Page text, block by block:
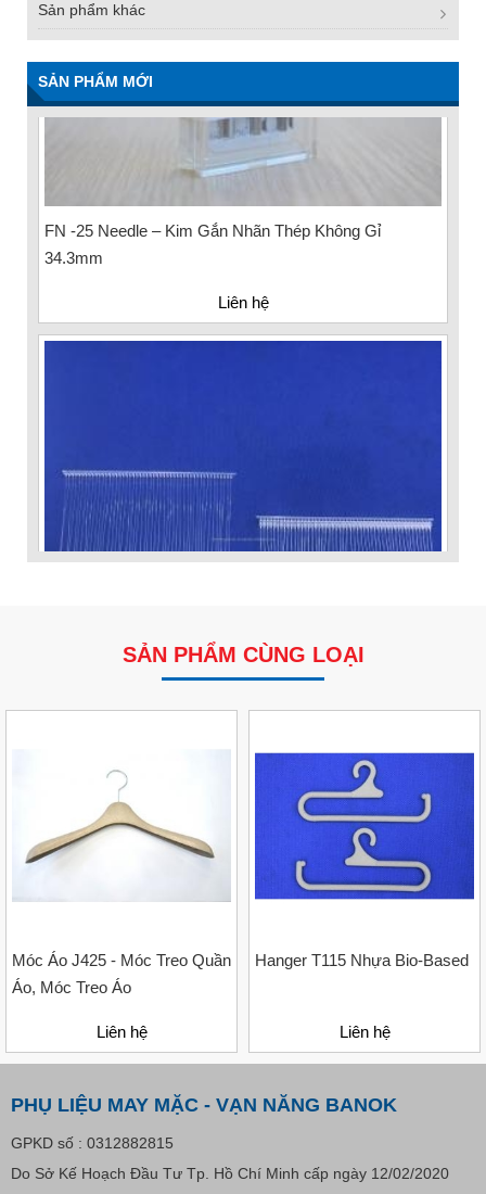
Sản phẩm khác
SẢN PHẨM MỚI
FN -25 Needle – Kim Gắn Nhãn Thép Không Gỉ
34.3mm
Treo Nhãn Mác
SẢN PHẨM CÙNG LOẠI
Móc Áo J425 - Móc Treo Quần
Áo, Móc Treo Áo
Liên hệ
Hanger T115 Nhựa Bio-Based
Liên hệ
PHỤ LIỆU MAY MẶC - VẠN NĂNG BANOK
GPKD số : 0312882815
Do Sở Kế Hoạch Đầu Tư Tp. Hồ Chí Minh cấp ngày 12/02/2020